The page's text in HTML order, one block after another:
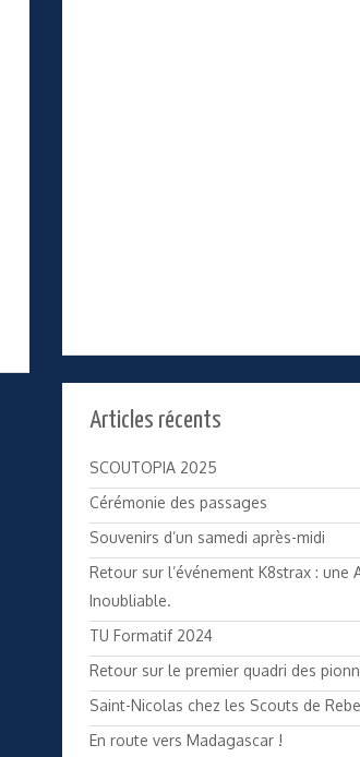
Articles récents
SCOUTOPIA 2025
Cérémonie des passages
Souvenirs d’un samedi après-midi
Retour sur l’événement K8strax : une
Inoubliable.
TU Formatif 2024
Retour sur le premier quadri des
Saint-Nicolas chez les Scouts de
En route vers Madagascar !